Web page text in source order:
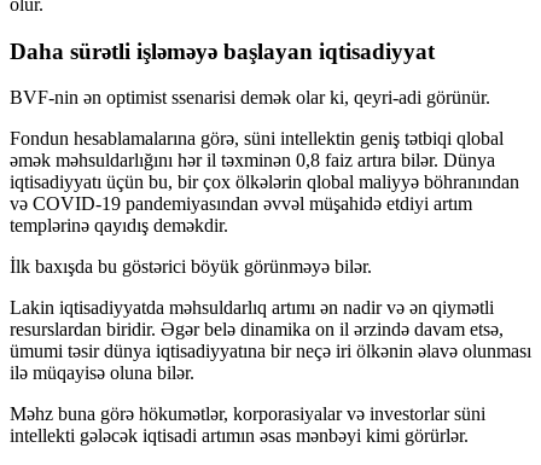
olur.
Daha sürətli işləməyə başlayan iqtisadiyyat
BVF-nin ən optimist ssenarisi demək olar ki, qeyri-adi görünür.
Fondun hesablamalarına görə, süni intellektin geniş tətbiqi qlobal
əmək məhsuldarlığını hər il təxminən 0,8 faiz artıra bilər. Dünya
iqtisadiyyatı üçün bu, bir çox ölkələrin qlobal maliyyə böhranından
və COVID-19 pandemiyasından əvvəl müşahidə etdiyi artım
templərinə qayıdış deməkdir.
İlk baxışda bu göstərici böyük görünməyə bilər.
Lakin iqtisadiyyatda məhsuldarlıq artımı ən nadir və ən qiymətli
resurslardan biridir. Əgər belə dinamika on il ərzində davam etsə,
ümumi təsir dünya iqtisadiyyatına bir neçə iri ölkənin əlavə olunması
ilə müqayisə oluna bilər.
Məhz buna görə hökumətlər, korporasiyalar və investorlar süni
intellekti gələcək iqtisadi artımın əsas mənbəyi kimi görürlər.